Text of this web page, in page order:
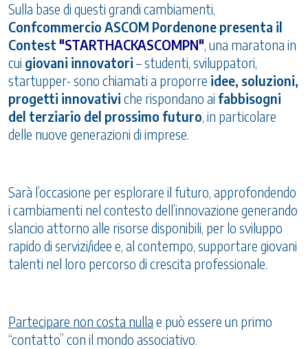
Sulla base di questi grandi cambiamenti,
Confcommercio ASCOM Pordenone presenta il
Contest "STARTHACKASCOMPN", una maratona in
cui giovani innovatori – studenti, sviluppatori,
startupper- sono chiamati a proporre idee, soluzioni,
progetti innovativi che rispondano ai fabbisogni
del terziario del prossimo futuro, in particolare
delle nuove generazioni di imprese.
Sarà l’occasione per esplorare il futuro, approfondendo
i cambiamenti nel contesto dell’innovazione generando
slancio attorno alle risorse disponibili, per lo sviluppo
rapido di servizi/idee e, al contempo, supportare giovani
talenti nel loro percorso di crescita professionale.
Partecipare non costa nulla e può essere un primo
“contatto” con il mondo associativo.